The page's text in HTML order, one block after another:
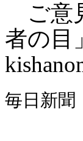
ご意
者の目
毎日新聞